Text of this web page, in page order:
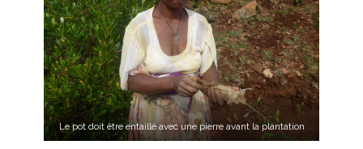
Le pot doit être entaillé avec une pierre avant la plantation